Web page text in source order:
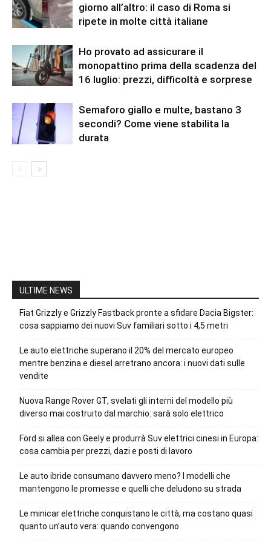
giorno all’altro: il caso di Roma si
ripete in molte città italiane
Ho provato ad assicurare il
monopattino prima della scadenza del
16 luglio: prezzi, difficoltà e sorprese
Semaforo giallo e multe, bastano 3
secondi? Come viene stabilita la
durata
ULTIME NEWS
Fiat Grizzly e Grizzly Fastback pronte a sfidare Dacia Bigster:
cosa sappiamo dei nuovi Suv familiari sotto i 4,5 metri
Le auto elettriche superano il 20% del mercato europeo
mentre benzina e diesel arretrano ancora: i nuovi dati sulle
vendite
Nuova Range Rover GT, svelati gli interni del modello più
diverso mai costruito dal marchio: sarà solo elettrico
Ford si allea con Geely e produrrà Suv elettrici cinesi in Europa:
cosa cambia per prezzi, dazi e posti di lavoro
Le auto ibride consumano davvero meno? I modelli che
mantengono le promesse e quelli che deludono su strada
Le minicar elettriche conquistano le città, ma costano quasi
quanto un’auto vera: quando convengono